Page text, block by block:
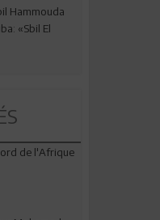
Hammouda
«Sbil El
de l'Afrique